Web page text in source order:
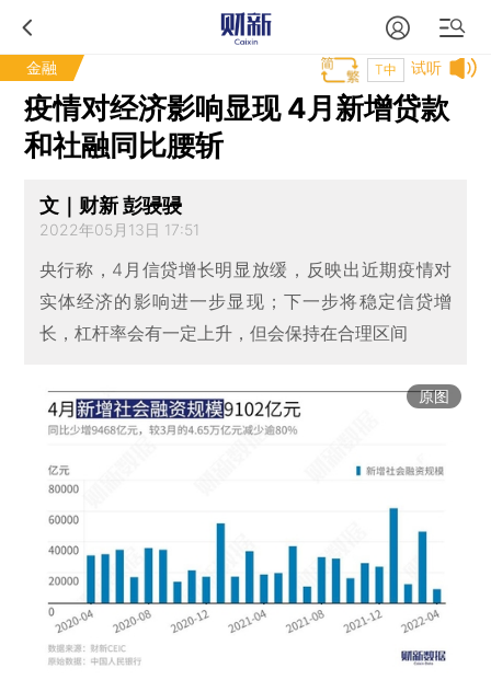
金融 试听
T中
疫情对经济影响显现 4月新增贷款
和社融同比腰斩
文｜财新 彭骎骎
2022年05月13日 17:51
央行称，4月信贷增长明显放缓，反映出近期疫情对
实体经济的影响进一步显现；下一步将稳定信贷增
长，杠杆率会有一定上升，但会保持在合理区间
原图